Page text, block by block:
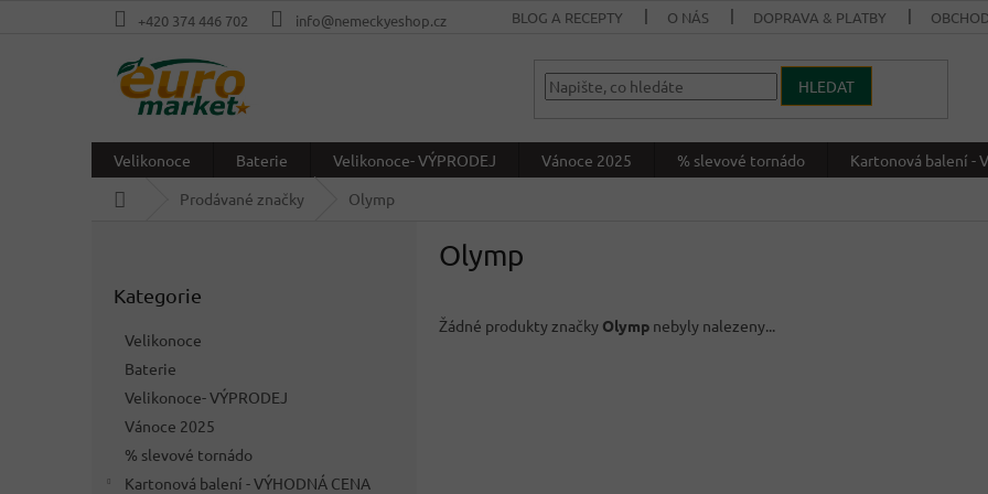
+420 374 446 702 info@nemeckyeshop.cz BLOG A RECEPTY O NÁS DOPRAVA & PLATBY
HLEDAT
Velikonoce Baterie Velikonoce- VÝPRODEJ Vánoce 2025 % slevové tornádo Kartonová balení -
Prodávané značky Olymp
kategorie
Kategorie
Velikonoce
Baterie
Velikonoce- VÝPRODEJ
Vánoce 2025
% slevové tornádo
Kartonová balení - VÝHODNÁ CENA
Olymp
Žádné produkty značky Olymp nebyly nalezeny...